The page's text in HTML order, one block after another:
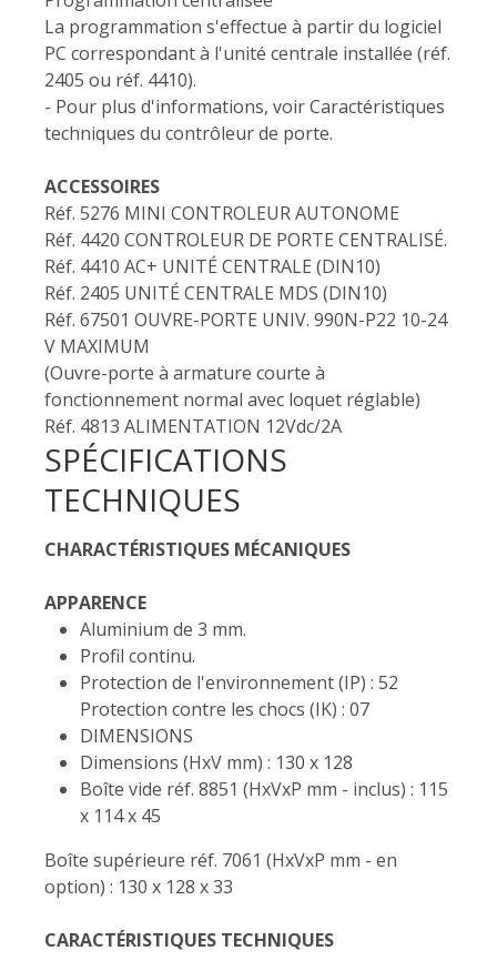
La programmation s'effectue à partir du logiciel
PC correspondant à l'unité centrale installée (réf.
2405 ou réf. 4410).
- Pour plus d'informations, voir Caractéristiques
techniques du contrôleur de porte.
ACCESSOIRES
Réf. 5276 MINI CONTROLEUR AUTONOME
Réf. 4420 CONTROLEUR DE PORTE CENTRALISÉ.
Réf. 4410 AC+ UNITÉ CENTRALE (DIN10)
Réf. 2405 UNITÉ CENTRALE MDS (DIN10)
Réf. 67501 OUVRE-PORTE UNIV. 990N-P22 10-24
V MAXIMUM
(Ouvre-porte à armature courte à
fonctionnement normal avec loquet réglable)
Réf. 4813 ALIMENTATION 12Vdc/2A
SPÉCIFICATIONS
TECHNIQUES
CHARACTÉRISTIQUES MÉCANIQUES
APPARENCE
Aluminium de 3 mm.
Profil continu.
Protection de l'environnement (IP) : 52
Protection contre les chocs (IK) : 07
DIMENSIONS
Dimensions (HxV mm) : 130 x 128
Boîte vide réf. 8851 (HxVxP mm - inclus) : 115
x 114 x 45
Boîte supérieure réf. 7061 (HxVxP mm - en
option) : 130 x 128 x 33
CARACTÉRISTIQUES TECHNIQUES